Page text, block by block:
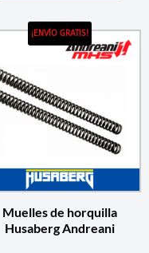
¡ENVÍO GRATIS!
Muelles de horquilla
Husaberg Andreani